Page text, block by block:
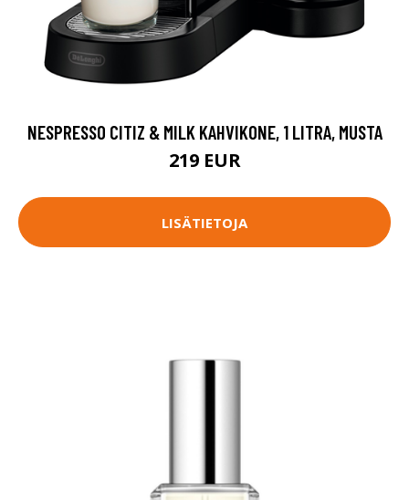
NESPRESSO CITIZ & MILK KAHVIKONE, 1 LITRA, MUSTA
219 EUR
LISÄTIETOJA